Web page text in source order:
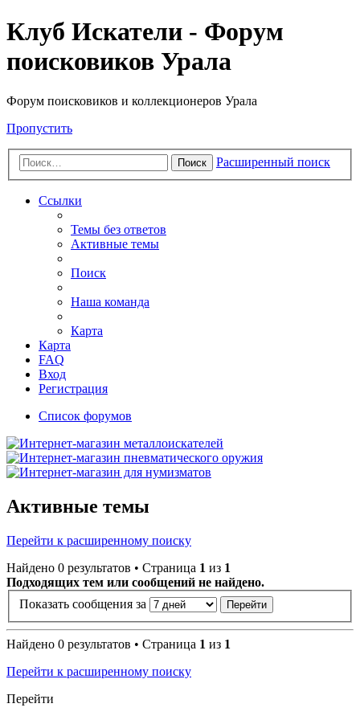
Клуб Искатели - Форум
поисковиков Урала
Форум поисковиков и коллекционеров Урала
Пропустить
Поиск Расширенный поиск
Ссылки
Темы без ответов
Активные темы
Поиск
Наша команда
Карта
Карта
FAQ
Вход
Регистрация
Список форумов
Активные темы
Перейти к расширенному поиску
Найдено 0 результатов • Страница 1 из 1
Подходящих тем или сообщений не найдено.
Показать сообщения за
Найдено 0 результатов • Страница 1 из 1
Перейти к расширенному поиску
Перейти